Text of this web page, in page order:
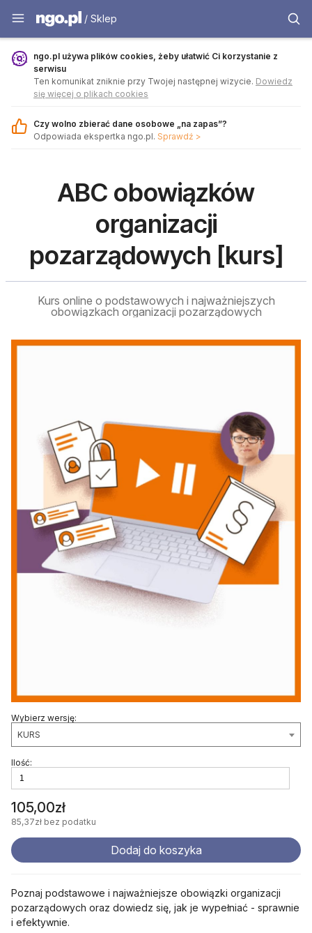
Sklep - ngo.pl
/ Sklep
ngo.pl używa plików cookies, żeby ułatwić Ci korzystanie z
serwisu
Ten komunikat zniknie przy Twojej następnej wizycie. Dowiedz
się więcej o plikach cookies
Czy wolno zbierać dane osobowe „na zapas”?
Odpowiada ekspertka ngo.pl. Sprawdź >
ABC obowiązków
organizacji
pozarządowych [kurs]
Kurs online o podstawowych i najważniejszych
obowiązkach organizacji pozarządowych
Wybierz wersję:
KURS
Ilość:
105,00zł
85,37zł bez podatku
Dodaj do koszyka
Poznaj podstawowe i najważniejsze obowiązki organizacji
pozarządowych oraz dowiedz się, jak je wypełniać - sprawnie
i efektywnie.